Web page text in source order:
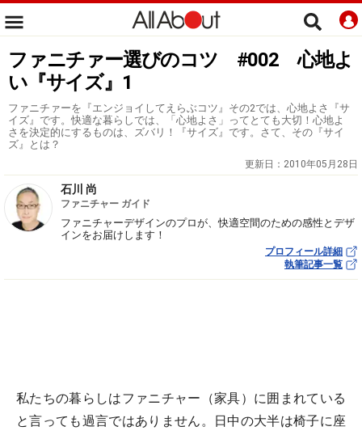
ファニチァー選びのコツ #002 心地よ
い『サイズ』1
ファニチァーを『エンジョイしてえらぶコツ』その2では、心地よさ『サ
イズ』です。快適な暮らしでは、「心地よさ」ってとても大切！心地よ
さを決定的にするものは、ズバリ！『サイズ』です。さて、その『サイ
ズ』とは？
更新日： 2010年05月28日
石川 尚
ファニチャー ガイド
ファニチャーデザインのプロが、快適空間のための感性とデザ
インをお届けします！
プロフィール詳細
執筆記事一覧
私たちの暮らしはファニチャー（家具）に囲まれている
と言っても過言ではありません。日中の大半は椅子に座